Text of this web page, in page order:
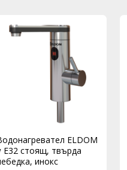
ELDOM
E32 стоящ, твърда
инокс